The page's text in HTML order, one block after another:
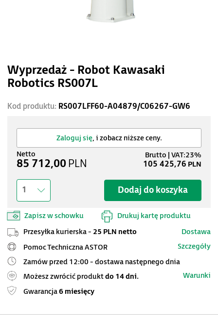
Wyprzedaż - Robot Kawasaki
Robotics RS007L
Kod produktu: RS007LFF60-A04879/C06267-GW6
Zaloguj się, i zobacz niższe ceny.
Dodaj do koszyka
1
Zapisz w schowku Drukuj kartę produktu
85 712,00 PLN 105 425,76 PLN
Przesyłka kurierska - 25 PLN netto
Dostawa
Pomoc Techniczna ASTOR
Szczegóły
Zamów przed 12:00 - dostawa następnego dnia
Możesz zwrócić produktdo 14 dni.
Warunki
Gwarancja6 miesięcy